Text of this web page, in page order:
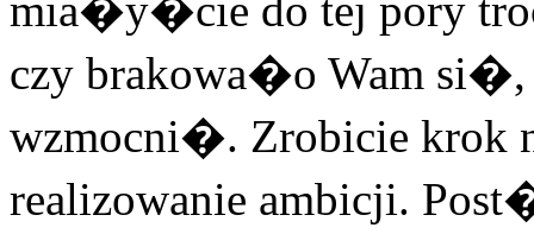
czy brakowa�o Wam
wzmocni�. Zrobicie
realizowanie ambicji.